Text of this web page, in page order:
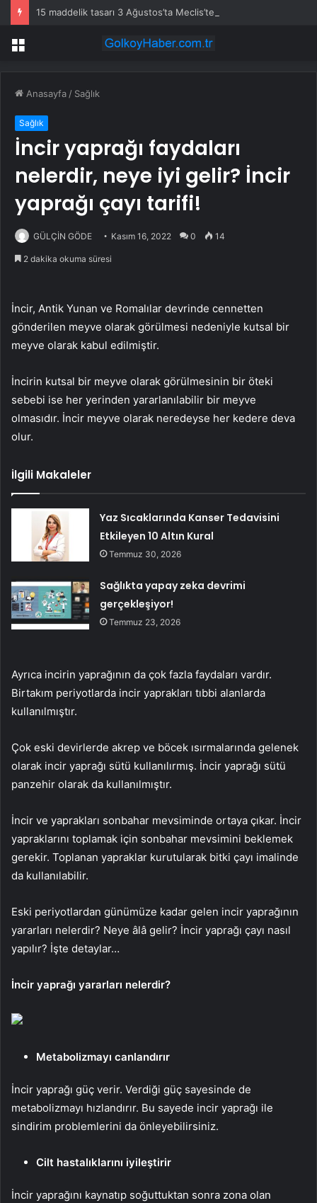
15 maddelik tasarı 3 Ağustos’ta Meclis’te
Menü
Anasayfa / Sağlık
Sağlık
İncir yaprağı faydaları
nelerdir, neye iyi gelir? İncir
yaprağı çayı tarifi!
GÜLÇİN GÖDE Kasım 16, 2022 0 14
2 dakika okuma süresi
İncir, Antik Yunan ve Romalılar devrinde cennetten
gönderilen meyve olarak görülmesi nedeniyle kutsal bir
meyve olarak kabul edilmiştir.
İncirin kutsal bir meyve olarak görülmesinin bir öteki
sebebi ise her yerinden yararlanılabilir bir meyve
olmasıdır. İncir meyve olarak neredeyse her kedere deva
olur.
İlgili Makaleler
Yaz Sıcaklarında Kanser Tedavisini
Etkileyen 10 Altın Kural
Temmuz 30, 2026
Sağlıkta yapay zeka devrimi
gerçekleşiyor!
Temmuz 23, 2026
Ayrıca incirin yaprağının da çok fazla faydaları vardır.
Birtakım periyotlarda incir yaprakları tıbbi alanlarda
kullanılmıştır.
Çok eski devirlerde akrep ve böcek ısırmalarında gelenek
olarak incir yaprağı sütü kullanılırmış. İncir yaprağı sütü
panzehir olarak da kullanılmıştır.
İncir ve yaprakları sonbahar mevsiminde ortaya çıkar. İncir
yapraklarını toplamak için sonbahar mevsimini beklemek
gerekir. Toplanan yapraklar kurutularak bitki çayı imalinde
da kullanılabilir.
Eski periyotlardan günümüze kadar gelen incir yaprağının
yararları nelerdir? Neye âlâ gelir? İncir yaprağı çayı nasıl
yapılır? İşte detaylar…
İncir yaprağı yararları nelerdir?
Metabolizmayı canlandırır
İncir yaprağı güç verir. Verdiği güç sayesinde de
metabolizmayı hızlandırır. Bu sayede incir yaprağı ile
sindirim problemlerini da önleyebilirsiniz.
Cilt hastalıklarını iyileştirir
İncir yaprağını kaynatıp soğuttuktan sonra zona olan